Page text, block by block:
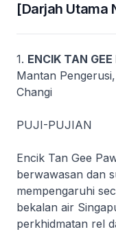
[Darjah Utama
1. ENCIK TAN GEE
Mantan
Changi
PUJI-PUJIAN
Encik Tan Gee
berwawasan dan
mempengaruhi
bekalan air
perkhidmatan rel